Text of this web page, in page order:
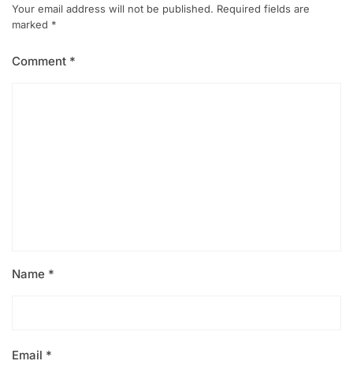
Your email address will not be published. Required fields are
marked *
Comment *
Name *
Email *